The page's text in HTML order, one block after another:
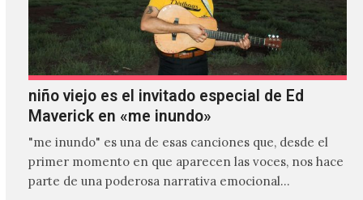
niño viejo es el invitado especial de Ed
Maverick en «me inundo»
"me inundo" es una de esas canciones que, desde el
primer momento en que aparecen las voces, nos hace
parte de una poderosa narrativa emocional…